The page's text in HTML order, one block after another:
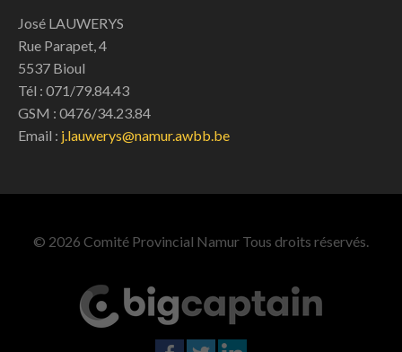
José LAUWERYS
Rue Parapet, 4
5537 Bioul
Tél : 071/79.84.43
GSM : 0476/34.23.84
Email : j.lauwerys@namur.awbb.be
© 2026 Comité Provincial Namur Tous droits réservés.